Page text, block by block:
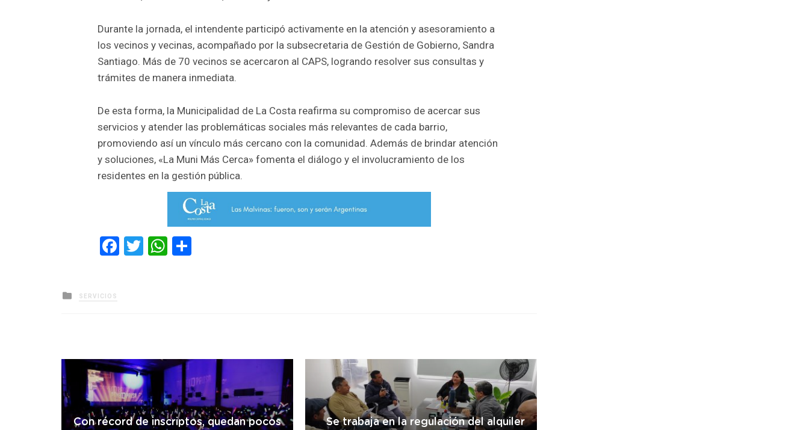
Durante la jornada, el intendente participó activamente en la atención y asesoramiento a
los vecinos y vecinas, acompañado por la subsecretaria de Gestión de Gobierno, Sandra
Santiago. Más de 70 vecinos se acercaron al CAPS, logrando resolver sus consultas y
trámites de manera inmediata.
De esta forma, la Municipalidad de La Costa reafirma su compromiso de acercar sus
servicios y atender las problemáticas sociales más relevantes de cada barrio,
promoviendo así un vínculo más cercano con la comunidad. Además de brindar atención
y soluciones, «La Muni Más Cerca» fomenta el diálogo y el involucramiento de los
residentes en la gestión pública.
Facebook
TwitterWhatsApp
Posted
in
SERVICIOS
Con récord de inscriptos, quedan pocos
Se trabaja en la regulación del alquiler